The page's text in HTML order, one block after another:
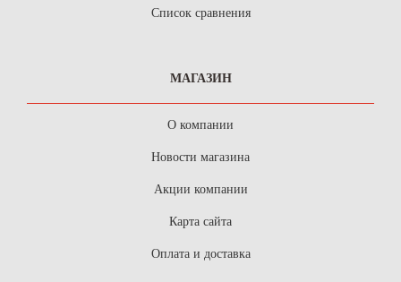
Список сравнения
МАГАЗИН
О компании
Новости магазина
Акции компании
Карта сайта
Оплата и доставка